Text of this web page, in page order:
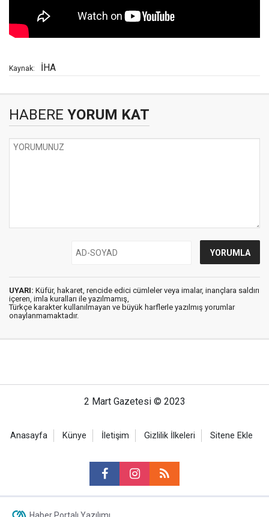
Kaynak: İHA
HABERE YORUM KAT
UYARI: Küfür, hakaret, rencide edici cümleler veya imalar, inançlara saldırı
içeren, imla kuralları ile yazılmamış,
Türkçe karakter kullanılmayan ve büyük harflerle yazılmış yorumlar
onaylanmamaktadır.
2 Mart Gazetesi © 2023
Anasayfa Künye İletişim Gizlilik İlkeleri Sitene Ekle